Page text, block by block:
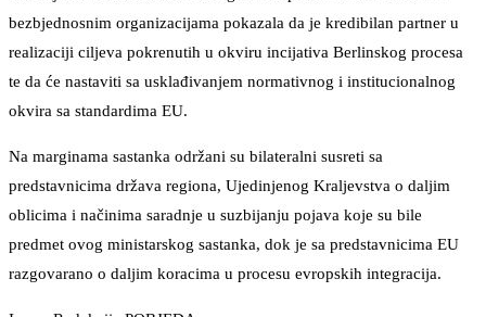
bezbjednosnim organizacijama pokazala da je kredibilan partner u
realizaciji ciljeva pokrenutih u okviru incijativa Berlinskog procesa
te da će nastaviti sa usklađivanjem normativnog i institucionalnog
okvira sa standardima EU.
Na marginama sastanka održani su bilateralni susreti sa
predstavnicima država regiona, Ujedinjenog Kraljevstva o daljim
oblicima i načinima saradnje u suzbijanju pojava koje su bile
predmet ovog ministarskog sastanka, dok je sa predstavnicima EU
razgovarano o daljim koracima u procesu evropskih integracija.